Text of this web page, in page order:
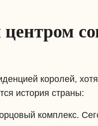
королей,
история страны:
комплекс.